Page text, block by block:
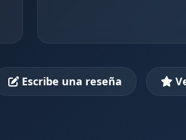
Escribe una reseña